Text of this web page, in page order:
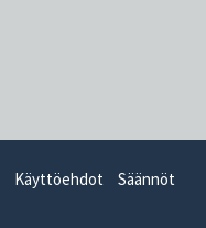
Käyttöehdot
Säännöt